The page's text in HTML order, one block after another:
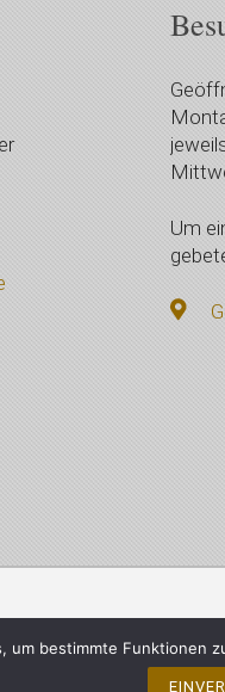
Um
Wimberger,
um bestimmte Funktionen